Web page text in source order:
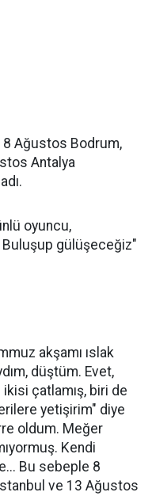
8 Ağustos Bodrum,
Antalya
oyuncu,
Buluşup gülüşeceğiz"
akşamı ıslak
düştüm. Evet,
çatlamış, biri de
yetişirim" diye
oldum. Meğer
Kendi
Bu sebeple 8
ve 13 Ağustos